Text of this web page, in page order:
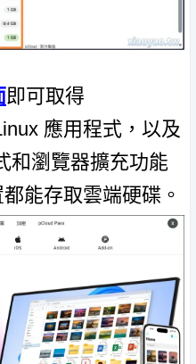
即可取得
應用程式，以及
和瀏覽器擴充功能
能存取雲端硬碟。